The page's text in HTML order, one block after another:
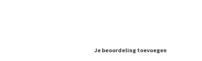
Je beoordeling toevoegen